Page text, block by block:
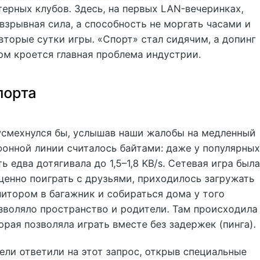
клубов. Здесь, на первых LAN-вечеринках,
сила, а способность не моргать часами и
сутки игры. «Спорт» стал сидячим, а допинг
кроется главная проблема индустрии.
бы, услышав наши жалобы на медленный
линии считалось байтами: даже у популярных
едва дотягивала до 1,5–1,8 KB/s. Сетевая игра была
поиграть с друзьями, приходилось загружать
в багажник и собираться дома у того
пространство и родители. Там происходила
позволяла играть вместе без задержек (пинга).
ответили на этот запрос, открыв специальные